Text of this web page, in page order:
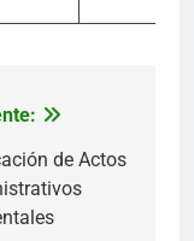
de Actos